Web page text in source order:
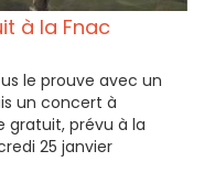
à la Fnac
le prouve avec un
un concert à
gratuit, prévu à la
25 janvier